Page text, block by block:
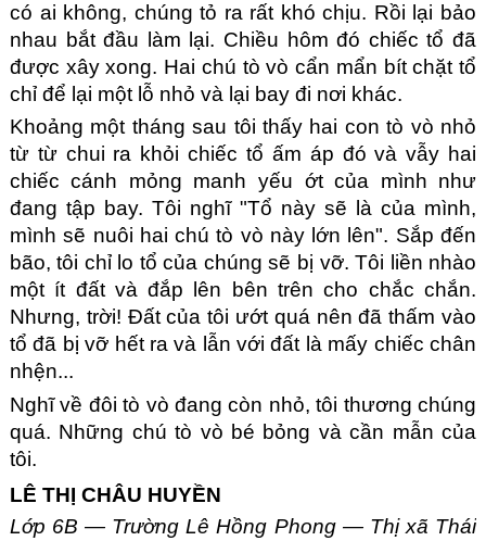
có ai không, chúng tỏ ra rất khó chịu. Rồi lại bảo
nhau bắt đầu làm lại. Chiều hôm đó chiếc tổ đã
được xây xong. Hai chú tò vò cẩn mẩn bít chặt tổ
chỉ để lại một lỗ nhỏ và lại bay đi nơi khác.
Khoảng một tháng sau tôi thấy hai con tò vò nhỏ
từ từ chui ra khỏi chiếc tổ ấm áp đó và vẫy hai
chiếc cánh mỏng manh yếu ớt của mình như
đang tập bay. Tôi nghĩ "Tổ này sẽ là của mình,
mình sẽ nuôi hai chú tò vò này lớn lên". Sắp đến
bão, tôi chỉ lo tổ của chúng sẽ bị vỡ. Tôi liền nhào
một ít đất và đắp lên bên trên cho chắc chắn.
Nhưng, trời! Đất của tôi ướt quá nên đã thấm vào
tổ đã bị vỡ hết ra và lẫn với đất là mấy chiếc chân
nhện...
Nghĩ về đôi tò vò đang còn nhỏ, tôi thương chúng
quá. Những chú tò vò bé bỏng và cần mẫn của
tôi.
LÊ THỊ CHÂU HUYỀN
Lớp 6B — Trường Lê Hồng Phong — Thị xã Thái